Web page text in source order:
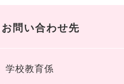
問い合わせ先
学校教育係